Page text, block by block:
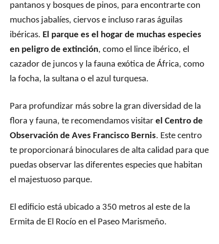
pantanos y bosques de pinos, para encontrarte con
muchos jabalíes, ciervos e incluso raras águilas
ibéricas. El parque es el hogar de muchas especies
en peligro de extinción, como el lince ibérico, el
cazador de juncos y la fauna exótica de África, como
la focha, la sultana o el azul turquesa.
Para profundizar más sobre la gran diversidad de la
flora y fauna, te recomendamos visitar el Centro de
Observación de Aves Francisco Bernis. Este centro
te proporcionará binoculares de alta calidad para que
puedas observar las diferentes especies que habitan
el majestuoso parque.
El edificio está ubicado a 350 metros al este de la
Ermita de El Rocío en el Paseo Marismeño.